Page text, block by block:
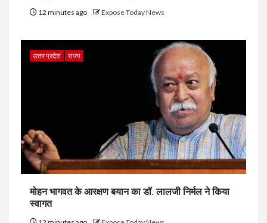
12 minutes ago Expose Today News
उत्तर प्रदेश राज्य
मोहन भागवत के आरक्षण बयान का डॉ. लालजी निर्मल ने किया
स्वागत